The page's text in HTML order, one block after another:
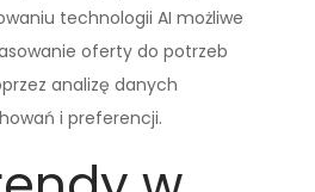
technologii AI możliwe
oferty do potrzeb
analizę danych
i preferencji.